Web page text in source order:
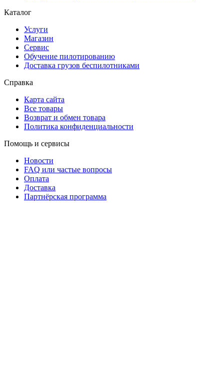
Каталог
Услуги
Магазин
Сервис
Обучение пилотированию
Доставка грузов беспилотниками
Справка
Карта сайта
Все товары
Возврат и обмен товара
Политика конфиденциальности
Помощь и сервисы
Новости
FAQ или частые вопросы
Оплата
Доставка
Партнёрская программа